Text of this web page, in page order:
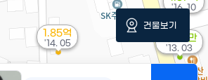
'16. 10
1.85억
'14. 05 5,451만
'13. 03
건물보기